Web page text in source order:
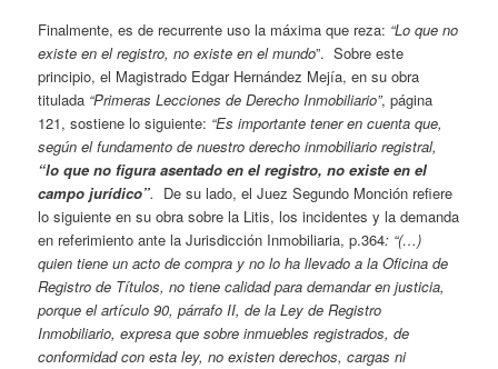
Finalmente, es de recurrente uso la máxima que reza: “Lo que no
existe en el registro, no existe en el mundo”. Sobre este
principio, el Magistrado Edgar Hernández Mejía, en su obra
titulada “Primeras Lecciones de Derecho Inmobiliario”, página
121, sostiene lo siguiente: “Es importante tener en cuenta que,
según el fundamento de nuestro derecho inmobiliario registral,
“lo que no figura asentado en el registro, no existe en el
campo jurídico”. De su lado, el Juez Segundo Monción refiere
lo siguiente en su obra sobre la Litis, los incidentes y la demanda
en referimiento ante la Jurisdicción Inmobiliaria, p.364: “(…)
quien tiene un acto de compra y no lo ha llevado a la Oficina de
Registro de Títulos, no tiene calidad para demandar en justicia,
porque el artículo 90, párrafo II, de la Ley de Registro
Inmobiliario, expresa que sobre inmuebles registrados, de
conformidad con esta ley, no existen derechos, cargas ni